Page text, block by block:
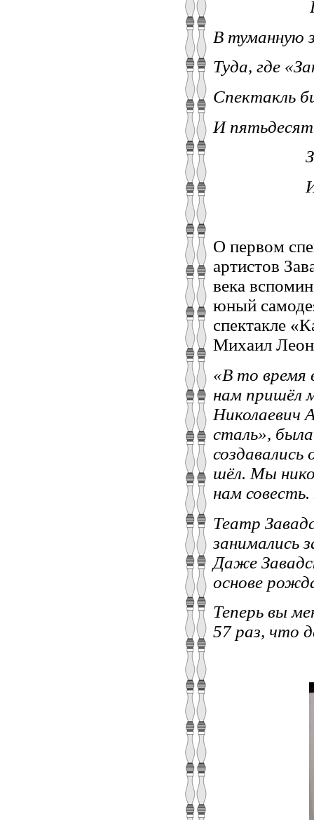
При
В туманную
Туда, где
Спектакль
И пятьдесят
И
О первом
артистов
века
юный
спектакле
Михаил
«В то время
нам пришёл
Николаевич
сталь»,
шёл. Мы
нам
Театр
занимались
Даже
основе
Теперь вы
57 раз, что